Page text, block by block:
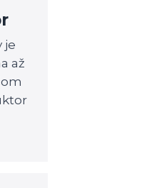
je
až